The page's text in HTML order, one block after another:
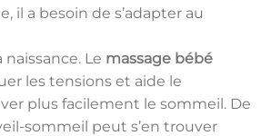
il a besoin de s’adapter au
Le massage bébé
les tensions et aide le
plus facilement le sommeil. De
sommeil peut s’en trouver